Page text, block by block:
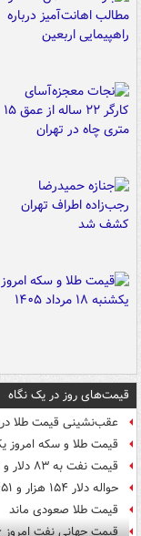
قیمت‌های روز در یک نگاه
عقب‌نشینی قیمت طلا در
قیمت طلا و سکه امروز یکشنبه ۱۸
قیمت نفت به ۸۳ دلار و ۵۵ سنت در هر بشکه رسید
حواله دلار ۱۵۴ هزار و ۴۵۱ تومان شد
قیمت طلا صعودی ماند
قیمت جهانی نفت امروز ۱۶ مرداد